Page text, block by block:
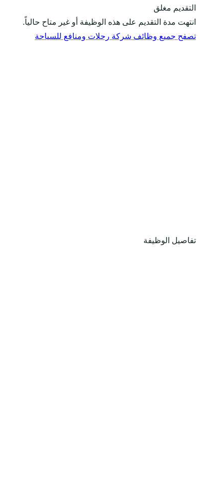
التقديم مغلق
انتهت مدة التقديم على هذه الوظيفة أو غير متاح حالياً.
تصفح جميع وظائف شركة رحلات ومنافع للسياحة
تفاصيل الوظيفة